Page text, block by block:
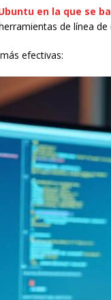
en la que se
de línea
efectivas: